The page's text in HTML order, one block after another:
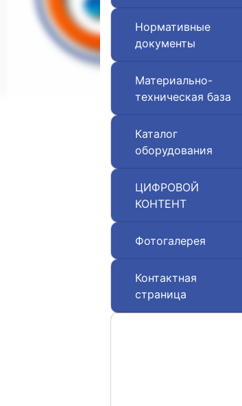
Нормативные
документы
Материально-
техническая база
Каталог
оборудования
ЦИФРОВОЙ
КОНТЕНТ
Фотогалерея
Контактная
страница